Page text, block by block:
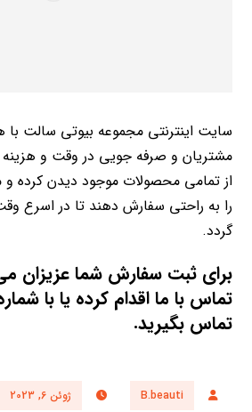
سایت اینترنتی مجموعه بیوتی سالت
مشتریان و صرفه جویی در وقت و هزینه
از تمامی محصولات موجود دیدن کرده
را به راحتی سفارش دهند تا در اسرع
گردد.
برای ثبت سفارش شما عزیزان
تماس بگیرید.
B.beauti ژوئن 6, 2023